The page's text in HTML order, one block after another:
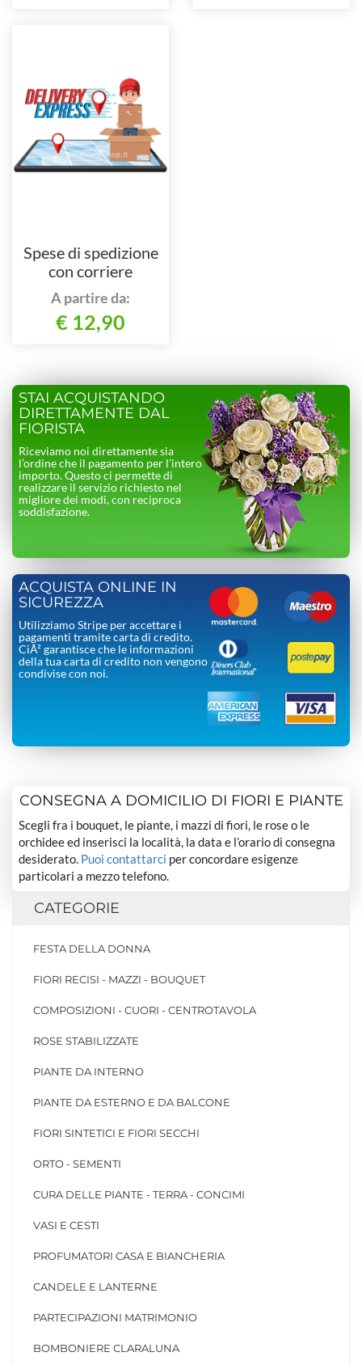
Spese di spedizione
con corriere
A partire da:
€ 12,90
STAI ACQUISTANDO
DIRETTAMENTE DAL
FIORISTA
Riceviamo noi direttamente sia
l’ordine che il pagamento per l’intero
importo. Questo ci permette di
realizzare il servizio richiesto nel
migliore dei modi, con reciproca
soddisfazione.
ACQUISTA ONLINE IN
SICUREZZA
Utilizziamo Stripe per accettare i
pagamenti tramite carta di credito.
CiÃ² garantisce che le informazioni
della tua carta di credito non vengono
condivise con noi.
CONSEGNA A DOMICILIO DI FIORI E PIANTE
Scegli fra i bouquet, le piante, i mazzi di fiori, le rose o le
orchidee ed inserisci la località, la data e l’orario di consegna
desiderato. Puoi contattarci per concordare esigenze
particolari a mezzo telefono.
CATEGORIE
FESTA DELLA DONNA
FIORI RECISI - MAZZI - BOUQUET
COMPOSIZIONI - CUORI - CENTROTAVOLA
ROSE STABILIZZATE
PIANTE DA INTERNO
PIANTE DA ESTERNO E DA BALCONE
FIORI SINTETICI E FIORI SECCHI
ORTO - SEMENTI
CURA DELLE PIANTE - TERRA - CONCIMI
VASI E CESTI
PROFUMATORI CASA E BIANCHERIA
CANDELE E LANTERNE
PARTECIPAZIONI MATRIMONIO
BOMBONIERE CLARALUNA